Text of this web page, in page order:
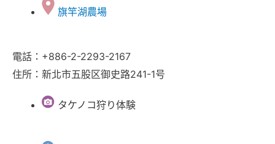
旗竿湖農場
電話：+886-2-2293-2167
住所：新北市五股区御史路241-1号
タケノコ狩り体験